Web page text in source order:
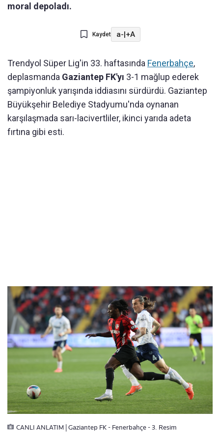
moral depoladı.
Kaydet a-|+A
Trendyol Süper Lig'in 33. haftasında Fenerbahçe,
deplasmanda Gaziantep FK'yı 3-1 mağlup ederek
şampiyonluk yarışında iddiasını sürdürdü. Gaziantep
Büyükşehir Belediye Stadyumu'nda oynanan
karşılaşmada sarı-lacivertliler, ikinci yarıda adeta
fırtına gibi esti.
CANLI ANLATIM | Gaziantep FK - Fenerbahçe - 3. Resim